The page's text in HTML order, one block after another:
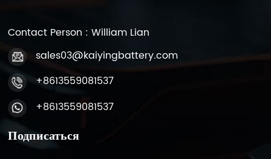
Contact Person : William Lian
sales03@kaiyingbattery.com
+8613559081537
+8613559081537
Подписаться